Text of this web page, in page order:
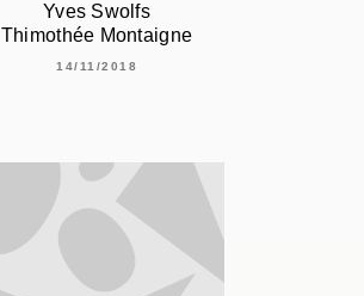
Yves Swolfs
Thimothée Montaigne
14/11/2018